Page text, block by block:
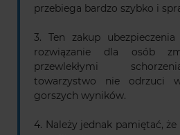
przebiega bardzo szybko i
3. Ten zakup ubezpieczenia
rozwiązanie dla osób
przewlekłymi
towarzystwo nie odrzuci
gorszych wyników.
4. Należy jednak pamiętać,